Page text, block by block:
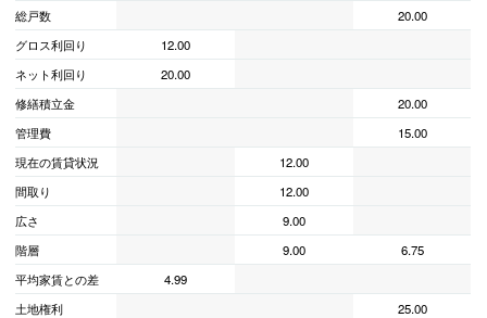
総戸数
20.00
グロス利回り
12.00
ネット利回り
20.00
修繕積立金
20.00
管理費
15.00
現在の賃貸状況
12.00
間取り
12.00
広さ
9.00
階層
9.00
6.75
平均家賃との差
4.99
土地権利
25.00